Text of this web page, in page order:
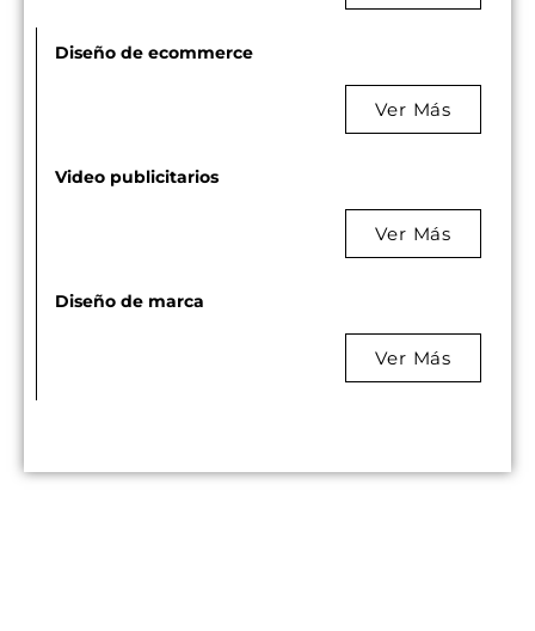
Diseño de ecommerce
Ver Más
Video publicitarios
Ver Más
Diseño de marca
Ver Más